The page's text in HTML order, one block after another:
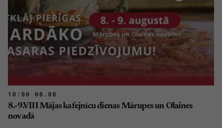
10:00 08.08
8.-9.VIII Mājas kafejnīcu dienas Mārupes un Olaines
novadā